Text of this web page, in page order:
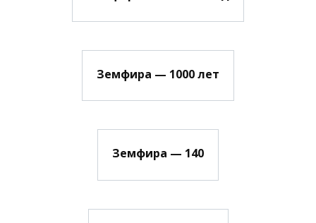
Земфира — 1000 лет
Земфира — 140